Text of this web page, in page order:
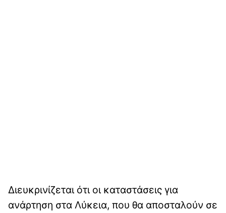
Διευκρινίζεται ότι οι καταστάσεις για
ανάρτηση στα Λύκεια, που θα αποσταλούν σε